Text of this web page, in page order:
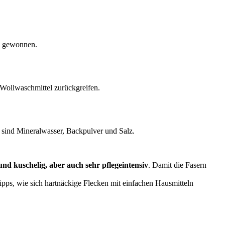
zurückgreifen.
Mineralwasser, Backpulver und Salz.
kuschelig, aber auch sehr pflegeintensiv. Damit die Fasern
wie sich hartnäckige Flecken mit einfachen Hausmitteln